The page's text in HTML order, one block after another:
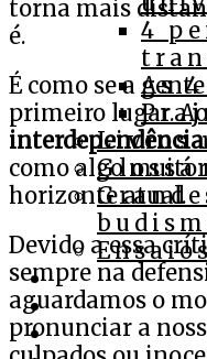
4
As
Livros
Cursos
Assista
Ouça
torna mais
é.
É como se a
primeiro lugar.
como algo muito
horizonte atual.
Devido a essa
sempre na
aguardamos o
pronunciar a